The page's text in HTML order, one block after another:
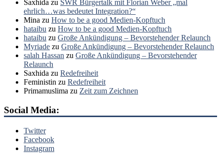
Saxhida zu SWR Bürgertalk mit Florian Weber „mal
ehrlich…was bedeutet Integration?“
Mina zu How to be a good Medien-Kopftuch
hataibu zu How to be a good Medien-Kopftuch
hataibu zu Große Ankündigung – Bevorstehender Relaunch
Myriade zu Große Ankündigung – Bevorstehender Relaunch
salah Hassan zu Große Ankündigung – Bevorstehender
Relaunch
Saxhida zu Redefreiheit
Feministin zu Redefreiheit
Primamuslima zu Zeit zum Zeichnen
Social Media:
Twitter
Facebook
Instagram